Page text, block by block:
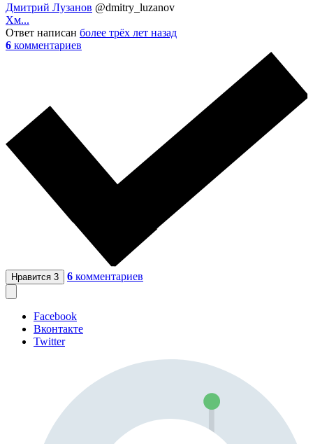
Дмитрий Лузанов @dmitry_luzanov
Хм...
Ответ написан более трёх лет назад
6 комментариев
Нравится 3 6 комментариев
Facebook
Вконтакте
Twitter